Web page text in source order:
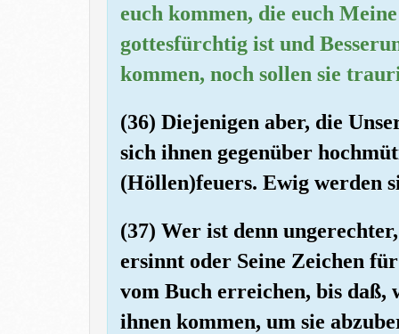
euch kommen, die euch
gottesfürchtig ist und
kommen, noch sollen sie
(36) Diejenigen aber, die
sich ihnen gegenüber
(Höllen)feuers. Ewig werden
(37) Wer ist denn
ersinnt oder Seine Zeichen
vom Buch erreichen, bis daß,
ihnen kommen, um sie